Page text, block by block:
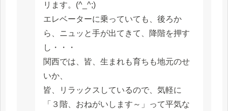
リます。(^_^;)
エレベーターに乗っていても、後ろか
ら、ニュッと手が出てきて、降階を押す
し・・・
関西では、皆、生まれも育ちも地元のせ
いか、
皆、リラックスしているので、気軽に
「３階、おねがいします～」って平気な